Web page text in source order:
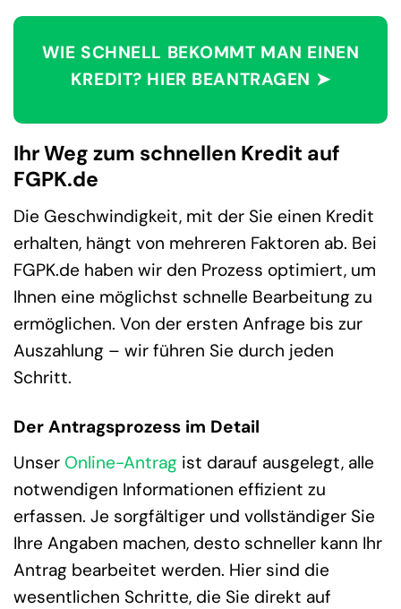
WIE SCHNELL BEKOMMT MAN EINEN
KREDIT? HIER BEANTRAGEN ➤
Ihr Weg zum schnellen Kredit auf
FGPK.de
Die Geschwindigkeit, mit der Sie einen Kredit
erhalten, hängt von mehreren Faktoren ab. Bei
FGPK.de haben wir den Prozess optimiert, um
Ihnen eine möglichst schnelle Bearbeitung zu
ermöglichen. Von der ersten Anfrage bis zur
Auszahlung – wir führen Sie durch jeden
Schritt.
Der Antragsprozess im Detail
Unser Online-Antrag ist darauf ausgelegt, alle
notwendigen Informationen effizient zu
erfassen. Je sorgfältiger und vollständiger Sie
Ihre Angaben machen, desto schneller kann Ihr
Antrag bearbeitet werden. Hier sind die
wesentlichen Schritte, die Sie direkt auf